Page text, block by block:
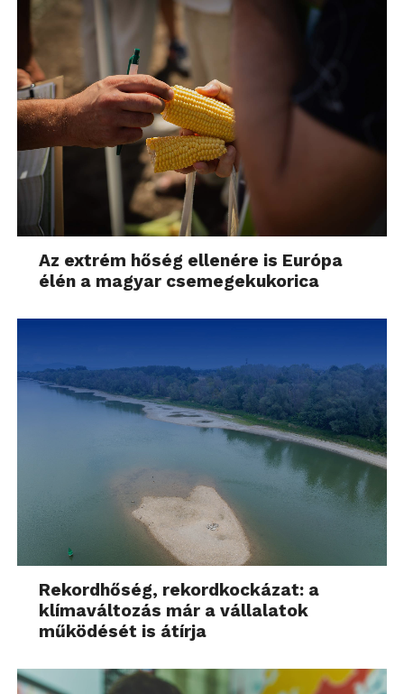
Az extrém hőség ellenére is Európa
élén a magyar csemegekukorica
Rekordhőség, rekordkockázat: a
klímaváltozás már a vállalatok
működését is átírja